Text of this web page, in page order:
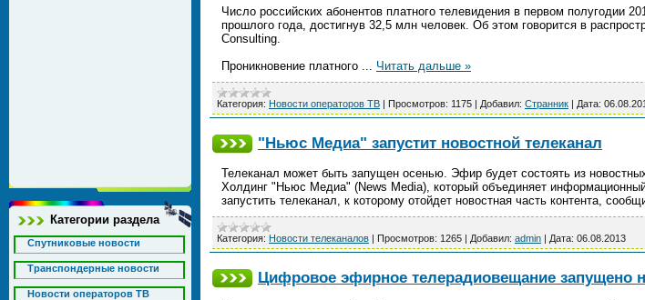
Категории раздела
Спутниковые новости
Транспондерные новости
Новости операторов ТВ
Число российских абонентов платного телевидения в первом полугодии
прошлого года, достигнув 32,5 млн человек. Об этом говорится в
Consulting.
Проникновение платного ... Читать дальше »
Категория: Новости операторов ТВ | Просмотров: 1175 | Добавил: Странник | Дата:
"Ньюс Медиа" запустит новостной телеканал
Телеканал может быть запущен осенью. Эфир будет состоять из
Холдинг "Ньюс Медиа" (News Media), который объединяет
запустить телеканал, к которому отойдет новостная часть контента,
Категория: Новости телеканалов | Просмотров: 1265 | Добавил: admin | Дата: 06.08.2013
Цифровое эфирное телерадиовещание запущено